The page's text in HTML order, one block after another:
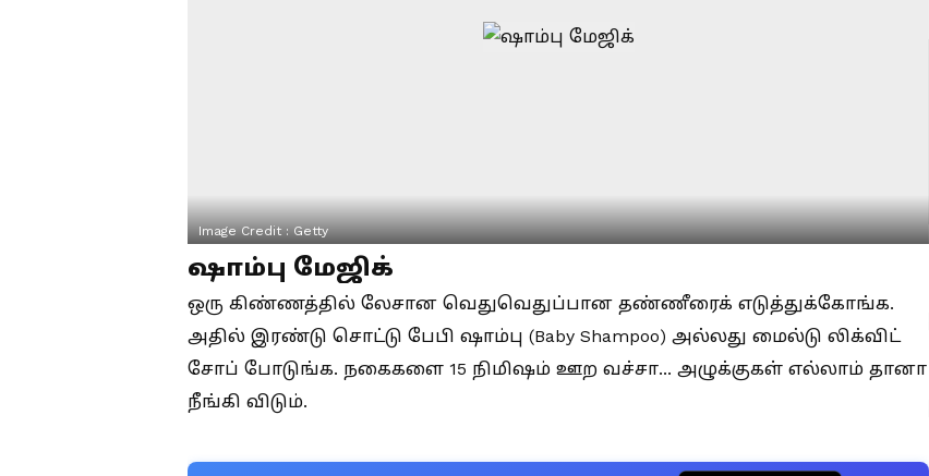
Image Credit :Getty
ஷாம்பு மேஜிக்
ஒரு கிண்ணத்தில் லேசான வெதுவெதுப்பான தண்ணீரைக் எடுத்துக்கோங்க.
அதில் இரண்டு சொட்டு பேபி ஷாம்பு (Baby Shampoo) அல்லது மைல்டு லிக்விட்
சோப் போடுங்க. நகைகளை 15 நிமிஷம் ஊற வச்சா... அழுக்குகள் எல்லாம் தானா
நீங்கி விடும்.